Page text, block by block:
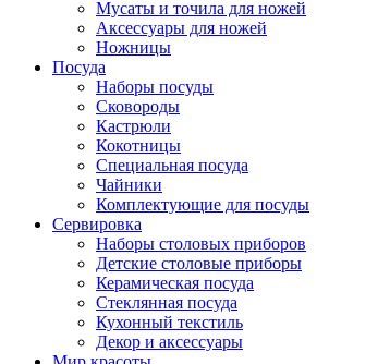
Мусаты и точила для ножей
Аксессуары для ножей
Ножницы
Посуда
Наборы посуды
Сковороды
Кастрюли
Кокотницы
Специальная посуда
Чайники
Комплектующие для посуды
Сервировка
Наборы столовых приборов
Детские столовые приборы
Керамическая посуда
Стеклянная посуда
Кухонный текстиль
Декор и аксессуары